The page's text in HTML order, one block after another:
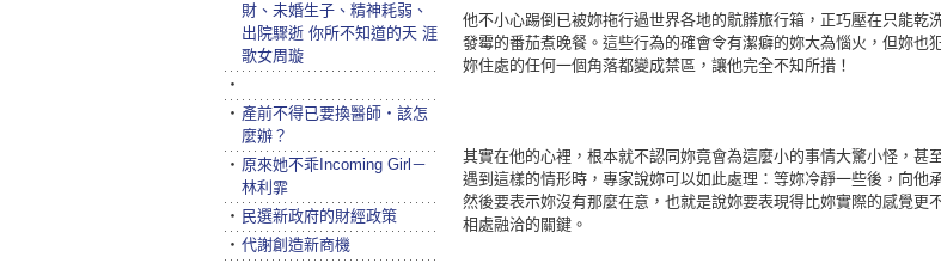
他不小心踢倒已被妳拖行過世界各地的骯髒旅行箱，正巧壓在只能乾
發霉的番茄煮晚餐。這些行為的確會令有潔癖的妳大為惱火，但妳也
妳住處的任何一個角落都變成禁區，讓他完全不知所措！
其實在他的心裡，根本就不認同妳竟會為這麼小的事情大驚小怪，甚
遇到這樣的情形時，專家說妳可以如此處理：等妳冷靜一些後，向他
然後要表示妳沒有那麼在意，也就是說妳要表現得比妳實際的感覺更
相處融洽的關鍵。
財、未婚生子、精神耗弱、
出院驟逝 你所不知道的天 涯
歌女周璇
‧
‧ 產前不得已要換醫師‧該怎
麼辦？
‧ 原來她不乖Incoming Girl－
林利霏
‧ 民選新政府的財經政策
‧ 代謝創造新商機